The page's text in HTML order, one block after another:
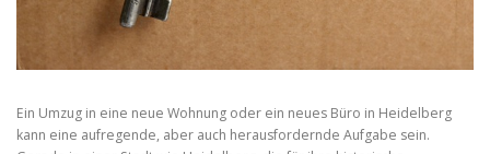
Ein Umzug in eine neue Wohnung oder ein neues Büro in Heidelberg
kann eine aufregende, aber auch herausfordernde Aufgabe sein.